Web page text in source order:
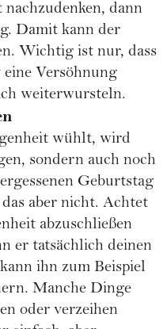
dann
Damit kann der
Wichtig ist nur, dass
Versöhnung
weiterwursteln.
wühlt, wird
sondern auch noch
Geburtstag
aber nicht. Achtet
abzuschließen
er tatsächlich deinen
ihn zum Beispiel
Manche Dinge
oder verzeihen